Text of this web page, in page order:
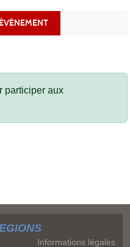
participer aux
Informations légales